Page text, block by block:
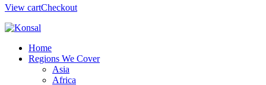
View cartCheckout
Home
Regions We Cover
Asia
Africa